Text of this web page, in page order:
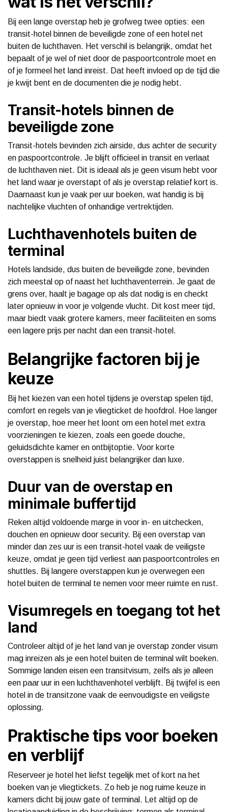
Bij een lange overstap heb je grofweg twee opties: een
transit-hotel binnen de beveiligde zone of een hotel net
buiten de luchthaven. Het verschil is belangrijk, omdat het
bepaalt of je wel of niet door de paspoortcontrole moet en
of je formeel het land inreist. Dat heeft invloed op de tijd die
je kwijt bent en de documenten die je nodig hebt.
Transit-hotels binnen de
beveiligde zone
Transit-hotels bevinden zich airside, dus achter de security
en paspoortcontrole. Je blijft officieel in transit en verlaat
de luchthaven niet. Dit is ideaal als je geen visum hebt voor
het land waar je overstapt of als je overstap relatief kort is.
Daarnaast kun je vaak per uur boeken, wat handig is bij
nachtelijke vluchten of onhandige vertrektijden.
Luchthavenhotels buiten de
terminal
Hotels landside, dus buiten de beveiligde zone, bevinden
zich meestal op of naast het luchthaventerrein. Je gaat de
grens over, haalt je bagage op als dat nodig is en checkt
later opnieuw in voor je volgende vlucht. Dit kost meer tijd,
maar biedt vaak grotere kamers, meer faciliteiten en soms
een lagere prijs per nacht dan een transit-hotel.
Belangrijke factoren bij je
keuze
Bij het kiezen van een hotel tijdens je overstap spelen tijd,
comfort en regels van je vliegticket de hoofdrol. Hoe langer
je overstap, hoe meer het loont om een hotel met extra
voorzieningen te kiezen, zoals een goede douche,
geluidsdichte kamer en ontbijtoptie. Voor korte
overstappen is snelheid juist belangrijker dan luxe.
Duur van de overstap en
minimale buffertijd
Reken altijd voldoende marge in voor in- en uitchecken,
douchen en opnieuw door security. Bij een overstap van
minder dan zes uur is een transit-hotel vaak de veiligste
keuze, omdat je geen tijd verliest aan paspoortcontroles en
shuttles. Bij langere overstappen kun je overwegen een
hotel buiten de terminal te nemen voor meer ruimte en rust.
Visumregels en toegang tot het
land
Controleer altijd of je het land van je overstap zonder visum
mag inreizen als je een hotel buiten de terminal wilt boeken.
Sommige landen eisen een transitvisum, zelfs als je alleen
een paar uur in een luchthavenhotel verblijft. Bij twijfel is een
hotel in de transitzone vaak de eenvoudigste en veiligste
oplossing.
Praktische tips voor boeken
en verblijf
Reserveer je hotel het liefst tegelijk met of kort na het
boeken van je vliegtickets. Zo heb je nog ruime keuze in
kamers dicht bij jouw gate of terminal. Let altijd op de